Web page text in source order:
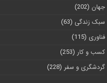
جهان (202)
سبک زندگی (63)
فناوری (115)
کسب و کار (253)
گردشگری و سفر (228)